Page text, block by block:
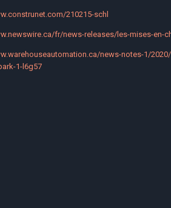
210215-schl
fr/news-releases/les-mises-en-
news-notes-1/
1-l6g57